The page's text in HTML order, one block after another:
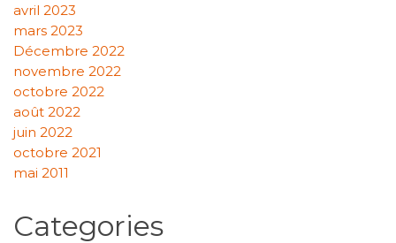
avril 2023
mars 2023
Décembre 2022
novembre 2022
octobre 2022
août 2022
juin 2022
octobre 2021
mai 2011
Categories